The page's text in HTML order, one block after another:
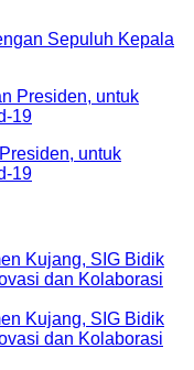
Sepuluh Kepala
untuk
19